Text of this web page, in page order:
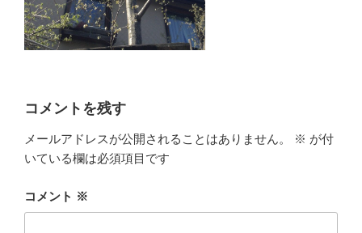
コメントを残す
メールアドレスが公開されることはありません。 ※ が付
いている欄は必須項目です
コメント ※